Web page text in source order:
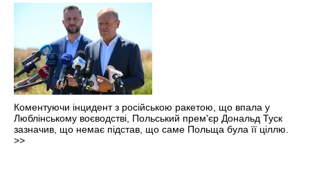
Коментуючи інцидент з російською ракетою, що впала у
Люблінському воєводстві, Польський прем'єр Дональд Туск
зазначив, що немає підстав, що саме Польща була її ціллю.
>>